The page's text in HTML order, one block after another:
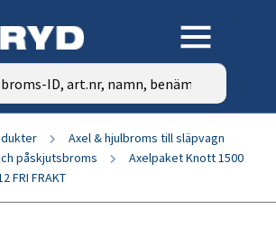
Axel & hjulbroms till släpvagn
påskjutsbroms
Axelpaket Knott 1500
FRI FRAKT